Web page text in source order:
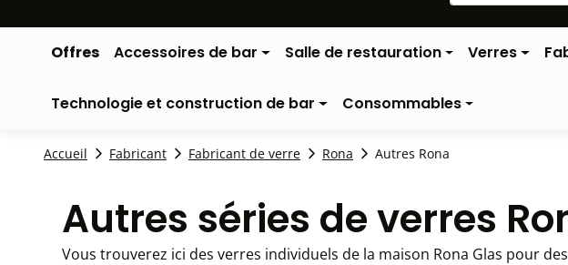
Offres Accessoires de bar Salle de restauration Verres
Technologie et construction de bar Consommables
Accueil Fabricant Fabricant de verre Rona Autres Rona
Autres séries de verres
Vous trouverez ici des verres individuels de la maison Rona Glas pour